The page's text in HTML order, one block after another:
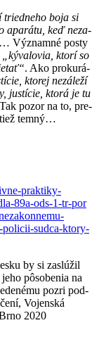
tried­ne­ho bo­ja si
apa­rá­tu, keď ne­za­
… Vý­znam­né pos­ty
„ký­va­lo­via, kto­rí so
. Ako pro­ku­rá­
kto­rej ne­zá­le­ží
jus­tí­cie, kto­rá je tu
po­zor na to, pre­
tem­ný…
praktiky-
89a-ods-1-tr-por
policii-sudca-ktory-
by si za­slú­žil
pô­so­be­nia na
poz­ri pod­
Vo­jen­ská
2020